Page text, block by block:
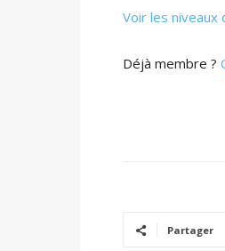
Voir les niveaux
Déjà membre ?
Partager